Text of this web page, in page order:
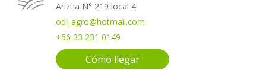
Ariztia N° 219 local 4
odi_agro@hotmail.com
+56 33 231 0149
Cómo llegar